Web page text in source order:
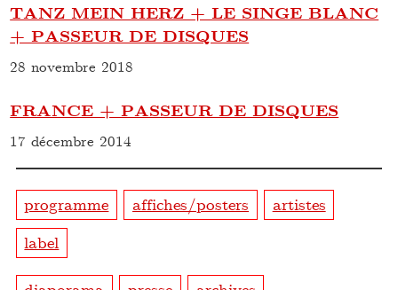
TANZ MEIN HERZ + LE SINGE BLANC
+ PASSEUR DE DISQUES
28 novembre 2018
FRANCE + PASSEUR DE DISQUES
17 décembre 2014
programme affiches/posters
artistes
label